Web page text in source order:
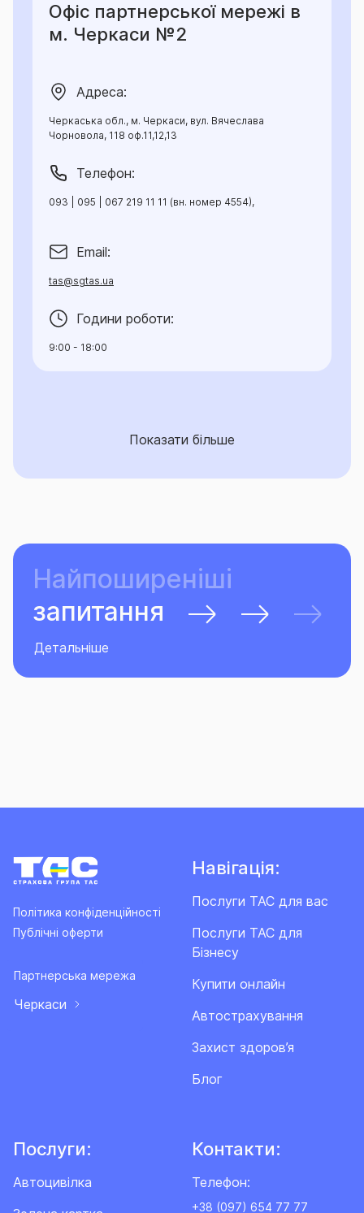
Офіс партнерської мережі в
м. Черкаси №2
Адреса:
Черкаська обл., м. Черкаси, вул. Вячеслава
Чорновола, 118 оф.11,12,13
Телефон:
093 | 095 | 067 219 11 11 (вн. номер 4554),
Email:
tas@sgtas.ua
Години роботи:
9:00 - 18:00
Показати більше
Найпоширеніші
запитання
Детальніше
Політика конфіденційності
Публічні оферти
Партнерська мережа
Черкаси
Навігація:
Послуги ТАС для вас
Послуги ТАС для
Бізнесу
Купити онлайн
Автострахування
Захист здоров’я
Блог
Послуги:
Автоцивілка
Контакти:
Телефон:
+38 (097) 654 77 77